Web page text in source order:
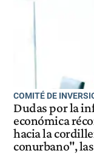
COMITÉ DE
Dudas por la
económica
hacia la
conurbano",